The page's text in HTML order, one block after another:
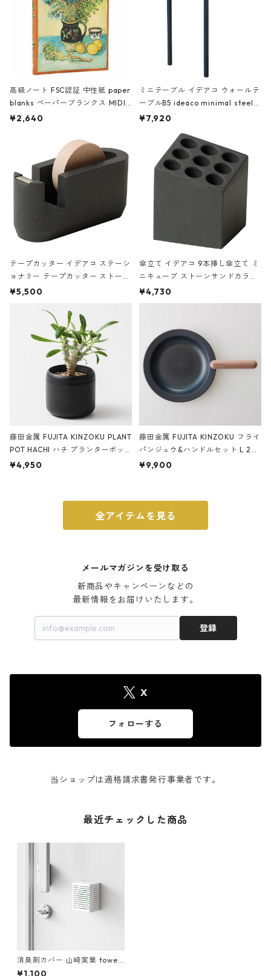
高級ノート FSC認証 中性紙 paper
blanks ペーパーブランクス MIDI
ハードカバー 罫線 ヴァン・ゴッホ
¥2,640
ミニテーブル イデアコ ウォールテ
ーブルB5 ideaco minimal steel f
urniture WALL Table B5 ネイビー
¥7,920
テープカッター イデアコ ステーシ
ョナリー テープカッター ストーン
サンドカラー 石調 ideaco Station
¥5,500
傘立て イデアコ 9本挿し傘立て ミ
ニキューブ ストーンサンドカラー
石調 ideaco Umbrella Stand CUB
E ストーンサンドブラック
¥4,730
藤田金属 FUJITA KINZOKU PLANT
POT HACHI ハチ プランターポッ
ト 3号 ブラック
¥4,950
藤田金属 FUJITA KINZOKU フライ
パンジュウ&ハンドルセット L 24c
m ガス火・IH対応 鉄フライパン
¥9,900
全アイテムを見る
メールマガジンを受け取る
新商品やキャンペーンなどの
最新情報をお届けいたします。
登録
X
フォローする
当ショップは適格請求書発行事業者です。
最近チェックした商品
消臭剤カバー 山崎実業 tower
タワー マグネット防カビ＆消
¥1,100